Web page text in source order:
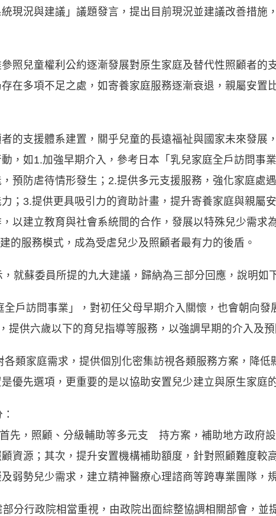
現況與建議」議題發言，提出目前現況並建議改善措施
照兒童權利公約逐漸發展對原生家庭及替代性照顧者的
在多項不足之處，如寄養家庭服務逐漸衰退，親屬安置
的支援體系建置，關乎兒童的長遠福祉與國家未來發展
，如1.加強早期介入，參考日本「乳兒家庭全戶訪問事
預防虐待情形發生；2.提供多元支援服務，強化家庭處
；3.提供更具吸引力的資助計畫，提升寄養家庭與親屬
以建立教育與社會系統間的合作，發展以特殊兒少需求
的服務模式，成為受虐兒少及照顧者最有力的後盾。
就蘇委員所提的九大建議，歸納為三部分回應，說明如
全戶訪問事業」，對初任父母早期介入關懷，也會朝向發
提供六歲以下的育兒指導等服務，以強調早期的介入及預
各類家庭需求，提供個別化密集訪視各類服務方案，降低
優先選項，更重要的是以協助安置兒少建立與原生家庭
，照顧、分級輔助等多元支 持方案，補助地方政府設
資源；其次，提升安置機構補助額度，針對照顧難度較
弱勢兒少需求，建立精神醫療心理諮商等跨專業團隊，
分行政院相當重視，由政院出面綜整協調相關部會，並